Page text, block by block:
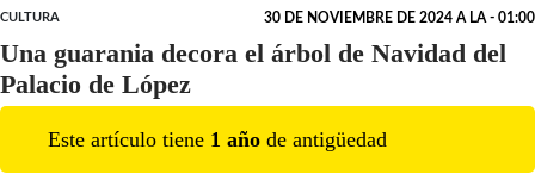
CULTURA 30 DE NOVIEMBRE DE 2024 A LA - 01:00
Una guarania decora el árbol de Navidad del
Palacio de López
Este artículo tiene 1 año de antigüedad